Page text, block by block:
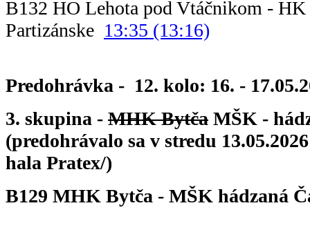
B132 HO Lehota pod Vtáčnikom - HK
Partizánske 13:35 (13:16)
Predohrávka - 12. kolo: 16. -
3. skupina - MHK Bytča MŠK -
(predohrávalo sa v stredu
hala Pratex/)
B129 MHK Bytča - MŠK hádzaná